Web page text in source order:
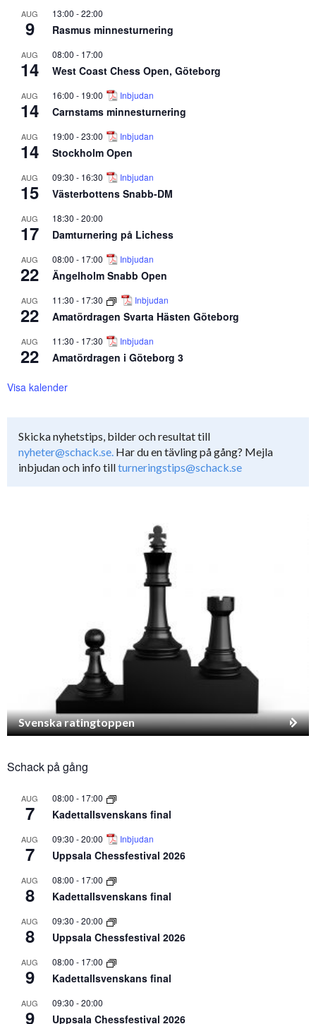
AUG
9
13:00 -22:00
Rasmus minnesturnering
AUG
14
08:00 - 17:00
West Coast Chess Open, Göteborg
AUG
14
16:00 - 19:00 Inbjudan
Carnstams minnesturnering
AUG
14
19:00 -23:00 Inbjudan
Stockholm Open
AUG
15
09:30 - 16:30 Inbjudan
Västerbottens Snabb-DM
AUG
17
18:30 -20:00
Damturnering på Lichess
AUG
22
08:00 - 17:00 Inbjudan
Ängelholm Snabb Open
AUG
22
11:30 - 17:30 Inbjudan
Amatördragen Svarta Hästen Göteborg
AUG
22
11:30 - 17:30 Inbjudan
Amatördragen i Göteborg 3
Visa kalender
Skicka nyhetstips, bilder och resultat till
nyheter@schack.se. Har du en tävling på gång? Mejla
inbjudan och info tillturneringstips@schack.se
Svenska ratingtoppen
Schack på gång
AUG
7
08:00 - 17:00
Kadettallsvenskans final
AUG
7
09:30 -20:00 Inbjudan
Uppsala Chessfestival 2026
AUG
8
08:00 - 17:00
Kadettallsvenskans final
AUG
8
09:30 -20:00
Uppsala Chessfestival 2026
AUG
9
08:00 - 17:00
Kadettallsvenskans final
AUG
9
09:30 -20:00
Uppsala Chessfestival 2026